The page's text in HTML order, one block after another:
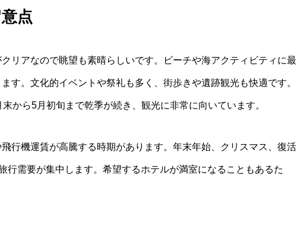
点
リアなので眺望も素晴らしいです。ビーチや海アクティビティに最
す。文化的イベントや祭礼も多く、街歩きや遺跡観光も快適です。
から5月初旬まで乾季が続き、観光に非常に向いています。
行機運賃が高騰する時期があります。年末年始、クリスマス、復活
行需要が集中します。希望するホテルが満室になることもあるた